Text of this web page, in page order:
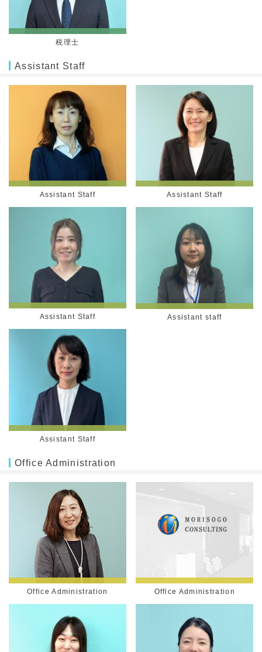
税理士
Assistant Staff
Assistant Staff Assistant Staff
Assistant Staff Assistant staff
Assistant Staff
Office Administration
Office Administration Office Administration